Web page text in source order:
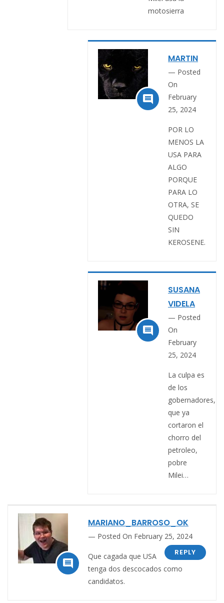
motosierra

MARTIN
Posted
On
February
25, 2024
POR LO
MENOS LA
USA PARA
ALGO
PORQUE
PARA LO
OTRA, SE
QUEDO
SIN
KEROSENE.

SUSANA
VIDELA
Posted
On
February
25, 2024
La culpa es
de los
gobernadores,
que ya
cortaron el
chorro del
petroleo,
pobre
Milei…

MARIANO_BARROSO_OK
Posted On February 25, 2024
REPLY
Que cagada que USA
tenga dos descocados como
candidatos.